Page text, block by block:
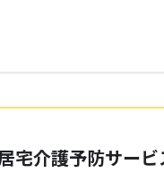
宅介護予防サー